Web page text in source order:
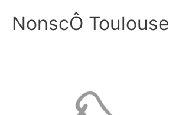
contenu
NonscÔ Toulouse